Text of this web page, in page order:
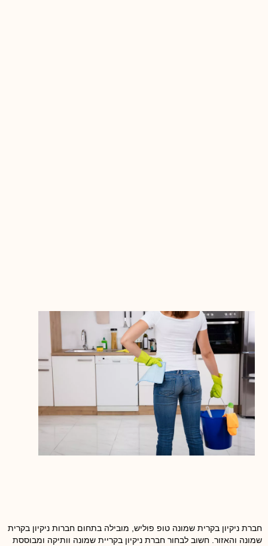
חברת ניקיון בקרית שמונה טופ פוליש, מובילה בתחום חברות ניקיון בקרית
שמונה והאזור. חשוב לבחור חברת ניקיון בקריית שמונה וותיקה ומבוססת